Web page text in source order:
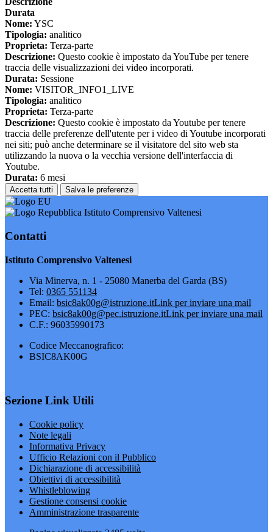
Durata
Nome: YSC
Tipologia: analitico
Proprieta: Terza-parte
Descrizione: Questo cookie è impostato da YouTube per tenere
traccia delle visualizzazioni dei video incorporati.
Durata: Sessione
Nome: VISITOR_INFO1_LIVE
Tipologia: analitico
Proprieta: Terza-parte
Descrizione: Questo cookie è impostato da Youtube per tenere
traccia delle preferenze dell'utente per i video di Youtube incorporati
nei siti; può anche determinare se il visitatore del sito web sta
utilizzando la nuova o la vecchia versione dell'interfaccia di
Youtube.
Durata: 6 mesi
Accetta tutti Salva le preferenze
Istituto Comprensivo Valtenesi
Contatti
Istituto Comprensivo Valtenesi
Via Minerva, n. 1 - 25080 Manerba del Garda (BS)
Tel: 0365 551134
Email: bsic8ak00g@istruzione.itLink per inviare una mail
PEC: bsic8ak00g@pec.istruzione.itLink per inviare una mail
C.F.: 96035990173
Codice Meccanografico:
BSIC8AK00G
Sezione Link Utili
Cookie policy
Note legali
Informativa Privacy
Ufficio Relazioni con il Pubblico
Dichiarazione di accessibilità
Obiettivi di accessibilità
Whistleblowing
Gestione consensi cookie
Amministrazione trasparente